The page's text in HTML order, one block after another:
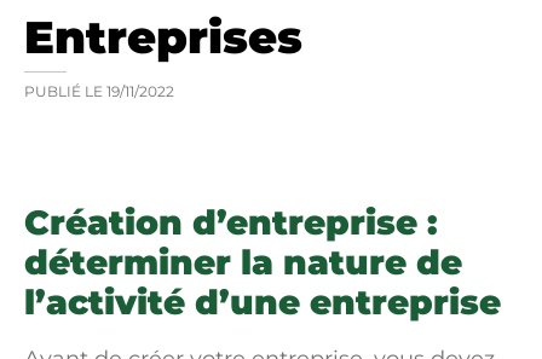
Entreprises
PUBLIÉ LE 19/11/2022
Création d’entreprise :
déterminer la nature de
l’activité d’une entreprise